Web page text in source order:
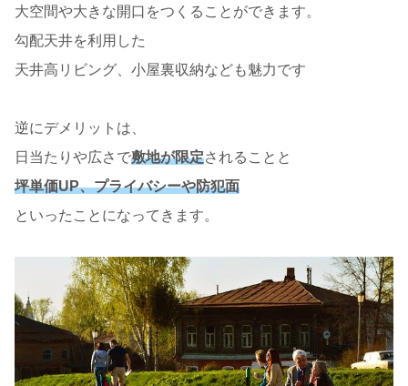
大空間や大きな開口をつくることができます。
勾配天井を利用した
天井高リビング、小屋裏収納なども魅力です
逆にデメリットは、
日当たりや広さで敷地が限定されることと
坪単価UP、プライバシーや防犯面
といったことになってきます。